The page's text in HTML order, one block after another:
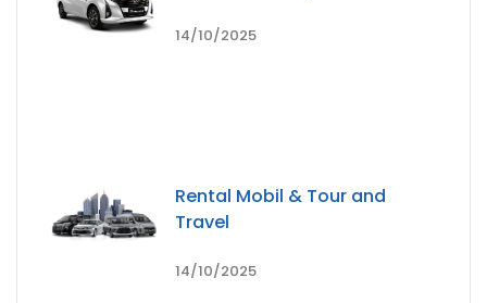
14/10/2025
Rental Mobil & Tour and
Travel
14/10/2025